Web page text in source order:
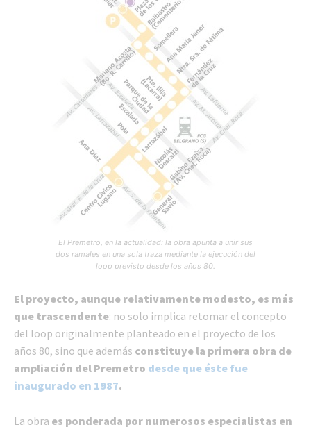
El Premetro, en la actualidad: la obra apunta a unir sus
dos ramales en una sola traza mediante la ejecución del
loop previsto desde los años 80.
El proyecto, aunque relativamente modesto, es más
que trascendente: no solo implica retomar el concepto
del loop originalmente planteado en el proyecto de los
años 80, sino que además constituye la primera obra de
ampliación del Premetro desde que éste fue
inaugurado en 1987.
La obra es ponderada por numerosos especialistas en